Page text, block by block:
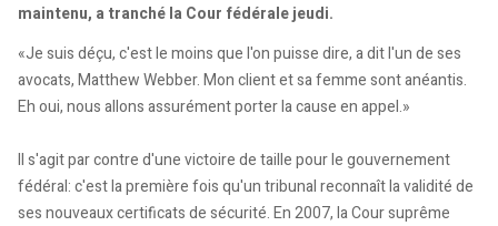
maintenu, a tranché la Cour fédérale jeudi.
«Je suis déçu, c'est le moins que l'on puisse dire, a dit l'un de ses
avocats, Matthew Webber. Mon client et sa femme sont anéantis.
Eh oui, nous allons assurément porter la cause en appel.»
Il s'agit par contre d'une victoire de taille pour le gouvernement
fédéral: c'est la première fois qu'un tribunal reconnaît la validité de
ses nouveaux certificats de sécurité. En 2007, la Cour suprême